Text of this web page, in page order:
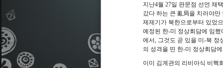
지난4월 27일 판문점 선언 채
갔다 하는 큰 亂局을 치러야만
제제기가 북한으로부터 있었
예정된 한-미 정상회담에 임했
에서
그것도 곧 있을 미-북 정
의 성격을 띤 한-미 정상회담
이미 김계관의 리비아식 비핵